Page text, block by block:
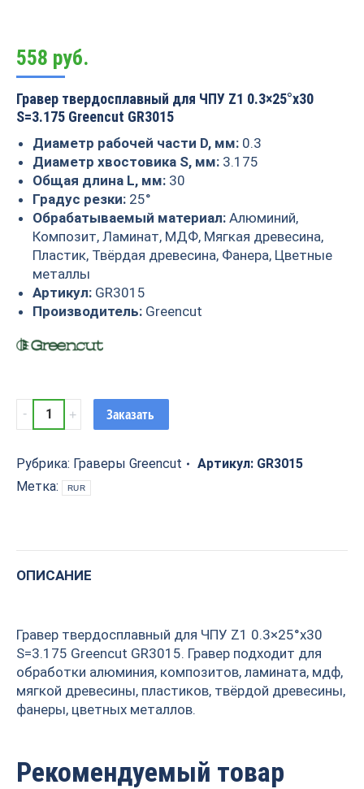
558 руб.
Гравер твердосплавный для ЧПУ Z1 0.3×25°x30
S=3.175 Greencut GR3015
Диаметр рабочей части D, мм: 0.3
Диаметр хвостовика S, мм: 3.175
Общая длина L, мм: 30
Градус резки: 25°
Обрабатываемый материал: Алюминий,
Композит, Ламинат, МДФ, Мягкая древесина,
Пластик, Твёрдая древесина, Фанера, Цветные
металлы
Артикул: GR3015
Производитель: Greencut
Гравер
твердосплавный
ЧПУ
Z1
0.3x25°x30
GR3015
quantity
Заказать
Рубрика: Граверы Greencut Артикул: GR3015
Метка:
RUR
ОПИСАНИЕ
Гравер твердосплавный для ЧПУ Z1 0.3×25°x30
S=3.175 Greencut GR3015. Гравер подходит для
обработки алюминия, композитов, ламината, мдф,
мягкой древесины, пластиков, твёрдой древесины,
фанеры, цветных металлов.
Рекомендуемый товар